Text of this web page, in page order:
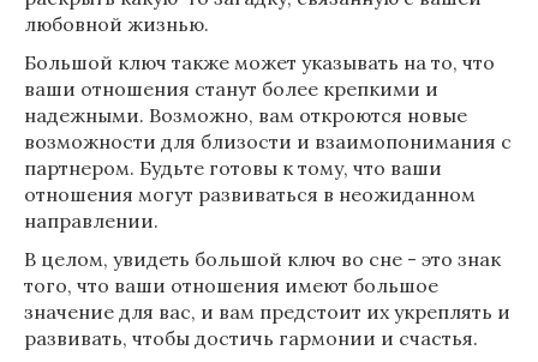
любовной жизнью.
Большой ключ также может указывать на то, что
ваши отношения станут более крепкими и
надежными. Возможно, вам откроются новые
возможности для близости и взаимопонимания с
партнером. Будьте готовы к тому, что ваши
отношения могут развиваться в неожиданном
направлении.
В целом, увидеть большой ключ во сне - это знак
того, что ваши отношения имеют большое
значение для вас, и вам предстоит их укреплять и
развивать, чтобы достичь гармонии и счастья.